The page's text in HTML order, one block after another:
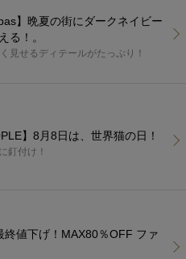
】晩夏の街にダークネイビー
る！。
見せるディテールがたっぷり！
】8月8日は、世界猫の日！
釘付け！
終値下げ！MAX80％OFF ファ